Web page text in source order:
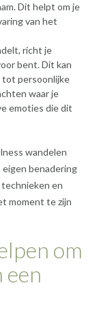
Dit helpt om je
van het
richt je
bent. Dit kan
tot persoonlijke
waar je
emoties die dit
wandelen
benadering
en
moment te zijn
om
een